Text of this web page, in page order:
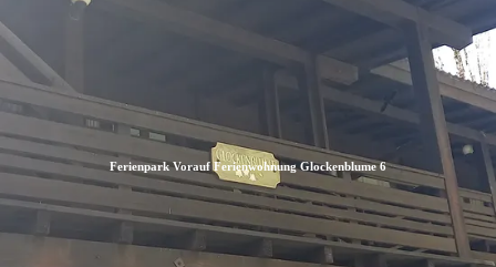
Ferienpark Vorauf Ferienwohnung Glockenblume 6